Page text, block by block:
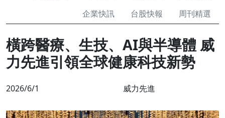
企業快訊
台股快報 周刊精選
橫跨醫療、生技、AI與半導體 威
力先進引領全球健康科技新勢
2026/6/1 威力先進